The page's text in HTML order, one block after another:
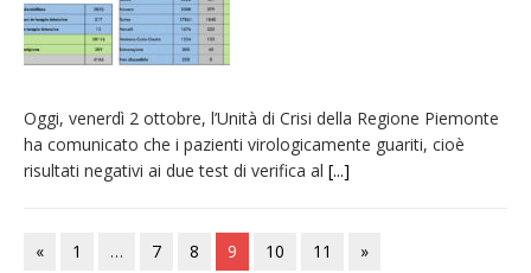
Oggi, venerdì 2 ottobre, l’Unità di Crisi della Regione Piemonte
ha comunicato che i pazienti virologicamente guariti, cioè
risultati negativi ai due test di verifica al [...]
« 1 … 7 8 9 10 11 »